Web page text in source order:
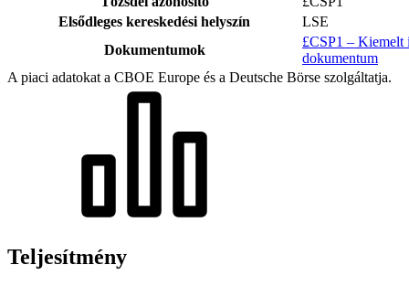
Elsődleges kereskedési helyszín
LSE
Dokumentumok
£CSP1 – Kiemelt
dokumentum
A piaci adatokat a CBOE Europe és a Deutsche Börse szolgáltatja.
Teljesítmény